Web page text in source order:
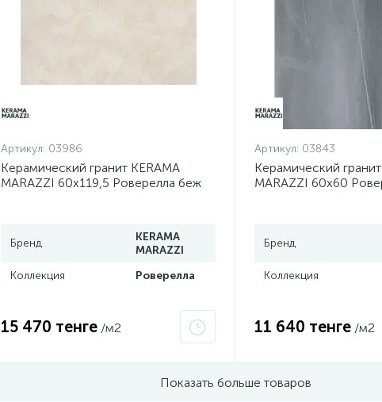
Артикул: 03986
Керамический гранит KERAMA
MARAZZI 60х119,5 Роверелла беж
Бренд
KERAMA
MARAZZI
Коллекция
Роверелла
15 470 тенге /м2
Артикул: 03843
Керамический
MARAZZI 60х60
Бренд
Коллекция
11 640 тенге /м2
Показать больше товаров